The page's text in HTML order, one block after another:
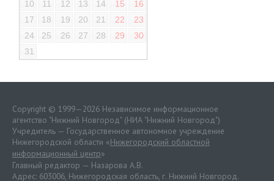
10
11 12 13 14 15
16
17
18 19 20 21 22
23
24
25 26 27 28 29
30
31
Copyright © 1999—2026 Независимое информационное
агентство "Нижний Новгород" (НИА "Нижний Новгород")
Учредитель — Государственное автономное учреждение
Нижегородской области «Нижегородский областной
информационный центр»
Главный редактор — Назарова А.В.
Адрес: 603006, Нижегородская область, г. Нижний Новгород.